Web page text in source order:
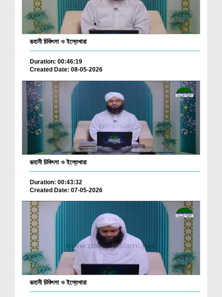
রূহানী চিকিৎসা ও ইস্তেখারা
Duration: 00:46:19
Created Date: 08-05-2026
রূহানী চিকিৎসা ও ইস্তেখারা
Duration: 00:43:32
Created Date: 07-05-2026
রূহানী চিকিৎসা ও ইস্তেখারা